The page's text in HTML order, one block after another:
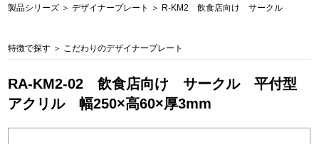
製品シリーズ ＞デザイナープレート ＞ R-KM2 飲食店向け サークル
特徴で探す ＞ こだわりのデザイナープレート
RA-KM2-02 飲食店向け サークル 平付型
アクリル 幅250×高60×厚3mm